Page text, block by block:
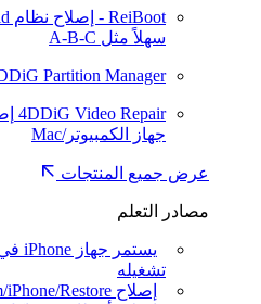
ReiBoot - إصلاح نظام Android
سهلاً مثل A-B-C
Partition Manager
4DDiG Video Repair
جهاز الكمبيوتر/Mac
عرض جميع المنتجات
مصادر التعلم
تشغيله
إصلاح Support Apple Com/iPhone/Restore